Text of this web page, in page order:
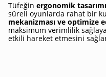
Tüfeğin ergonomik
süreli oyunlarda rahat bir
mekanizması ve optimize
maksimum verimlilik
etkili hareket etmesini